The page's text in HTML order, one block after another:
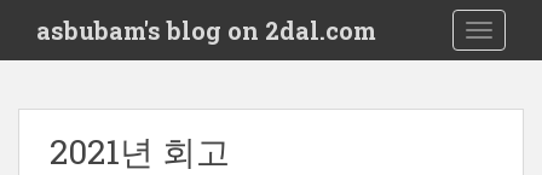
i
asbubam's blog on 2dal.com
2021년 회고